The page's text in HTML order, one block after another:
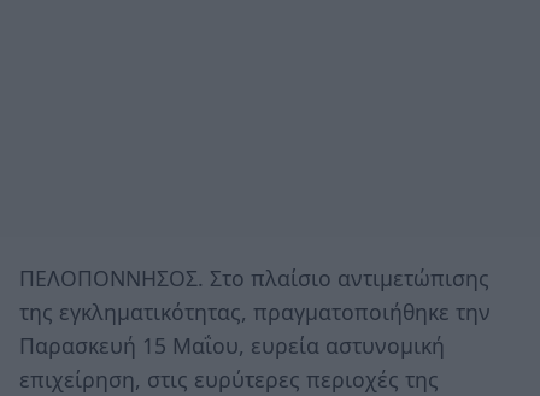
ΠΕΛΟΠΟΝΝΗΣΟΣ. Στο πλαίσιο αντιμετώπισης
της εγκληματικότητας, πραγματοποιήθηκε την
Παρασκευή 15 Μαΐου, ευρεία αστυνομική
επιχείρηση, στις ευρύτερες περιοχές της